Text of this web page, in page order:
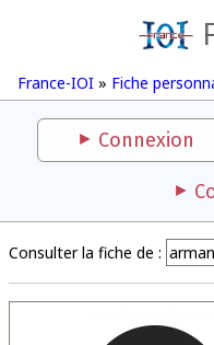
France-IOI » Fiche
Connexion
Consulter la fiche de :